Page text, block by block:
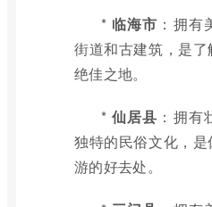
* 临海市 ：拥
街道和古建筑，是
绝佳之地。
* 仙居县 ：拥
独特的民俗文化，
游的好去处。